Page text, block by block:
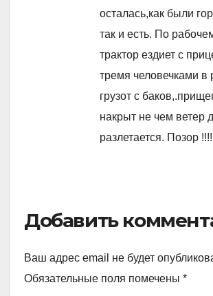
осталась,как были
так и есть. По
трактор ездиет с
тремя человечками в
грузот с
накрыт не чем ветер
разлетается. Позор !!!!
Добавить
Ваш адрес email не будет
Обязательные поля помечены *